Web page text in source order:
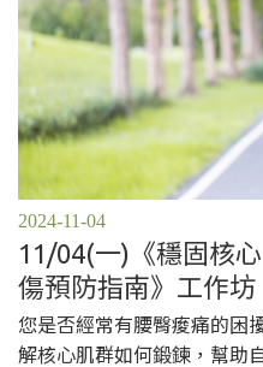
2024-11-04
11/04(一)《穩固核
傷預防指南》工作坊
您是否經常有腰臀痠痛的困
解核心肌群如何鍛鍊，幫助